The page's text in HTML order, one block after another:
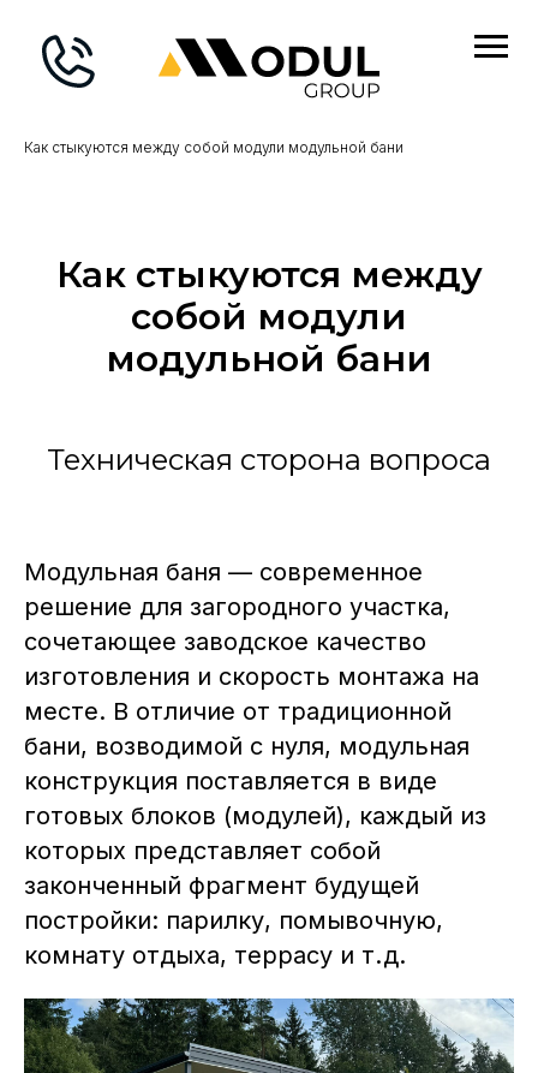
Как стыкуются между собой модули модульной бани
Как стыкуются между
собой модули
модульной бани
Техническая сторона вопроса
Модульная баня — современное
решение для загородного участка,
сочетающее заводское качество
изготовления и скорость монтажа на
месте. В отличие от традиционной
бани, возводимой с нуля, модульная
конструкция поставляется в виде
готовых блоков (модулей), каждый из
которых представляет собой
законченный фрагмент будущей
постройки: парилку, помывочную,
комнату отдыха, террасу и т. д.